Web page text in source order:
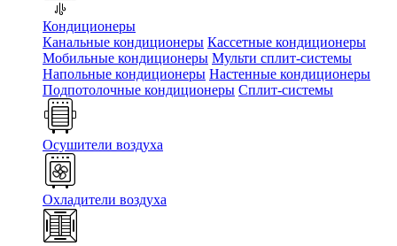
Кондиционеры
Канальные кондиционеры Кассетные кондиционеры
Мобильные кондиционеры Мульти сплит-системы
Напольные кондиционеры Настенные кондиционеры
Подпотолочные кондиционеры Сплит-системы
Осушители воздуха
Охладители воздуха